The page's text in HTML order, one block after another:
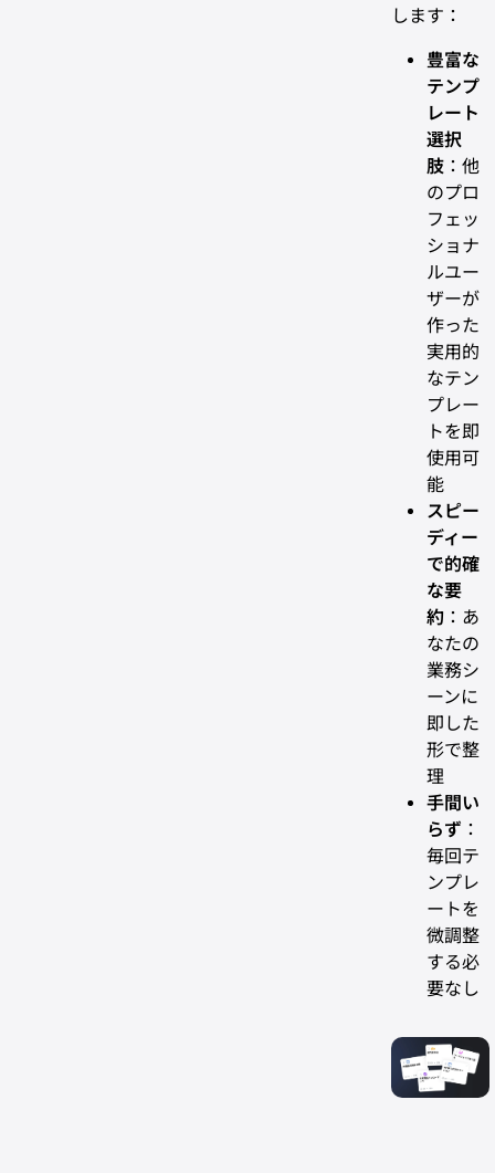
します：
豊富な
テンプ
レート
選択
肢 ：他
のプロ
フェッ
ショナ
ルユー
ザーが
作った
実用的
なテン
プレー
トを即
使用可
能
スピー
ディー
で的確
な要
約 ：あ
なたの
業務シ
ーンに
即した
形で整
理
手間い
らず ：
毎回テ
ンプレ
ートを
微調整
する必
要なし